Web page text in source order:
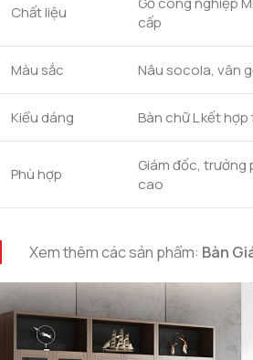
Chất liệu
cấp
Màu sắc Nâu socola, vân
Kiểu dáng Bàn chữ L kết
Phù hợp
Giám đốc, trưởng
cao
Xem thêm các sản phẩm: Bàn